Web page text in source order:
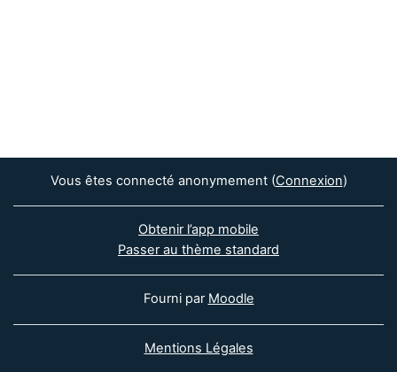
Vous êtes connecté anonymement (Connexion)
Obtenir l’app mobile
Passer au thème standard
Fourni par Moodle
Mentions Légales